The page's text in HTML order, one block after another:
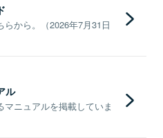
から。（2026年7月31日
ル
ニュアルを掲載していま